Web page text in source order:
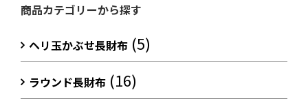
商品カテゴリーから探す
ヘリ玉かぶせ長財布 (5)
ラウンド長財布 (16)